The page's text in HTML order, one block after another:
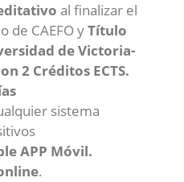
al finalizar el
de CAEFO yTítulo
de Victoria-
2 Créditos ECTS.
sistema
APP Móvil.
.